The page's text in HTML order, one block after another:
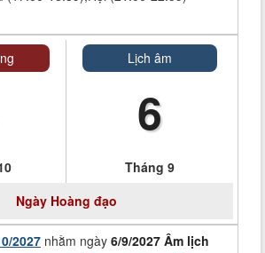
Lịch âm
6
Tháng 9
Ngày Hoàng đạo
2027 nhằm ngày 6/9/2027 Âm lịch